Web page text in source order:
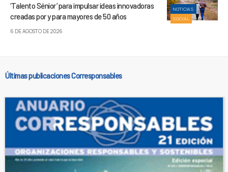
NOTICIAS
SOCIAL
‘Talento Sénior’ para impulsar ideas innovadoras
creadas por y para mayores de 50 años
6 DE AGOSTO DE 2026
Últimas publicaciones Corresponsables